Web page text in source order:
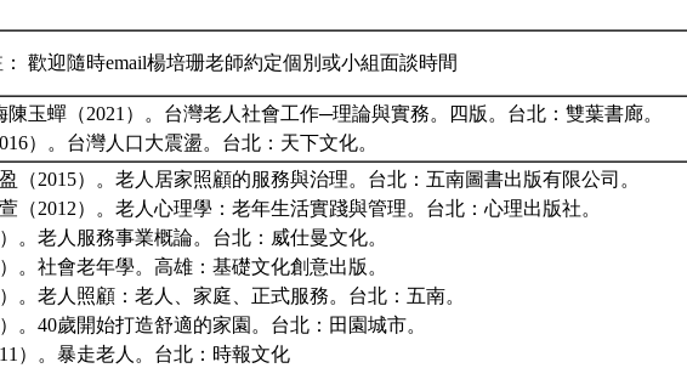
歡迎隨時email楊培珊老師約定個別或小組面談時間
陳玉蟬（2021）。台灣老人社會工作─理論與實務。四版。台北：雙葉書廊。
）。台灣人口大震盪。台北：天下文化。
（2015）。老人居家照顧的服務與治理。台北：五南圖書出版有限公司。
（2012）。老人心理學：老年生活實踐與管理。台北：心理出版社。
。老人服務事業概論。台北：威仕曼文化。
。社會老年學。高雄：基礎文化創意出版。
。老人照顧：老人、家庭、正式服務。台北：五南。
。40歲開始打造舒適的家園。台北：田園城市。
）。暴走老人。台北：時報文化